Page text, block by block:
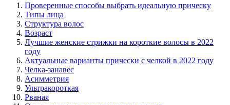
Проверенные способы выбрать идеальную прическу
Типы лица
Структура волос
Возраст
Лучшие женские стрижки на короткие волосы в 2022
году
Актуальные варианты прически с челкой в 2022 году
Челка-занавес
Асимметрия
Ультракороткая
Рваная